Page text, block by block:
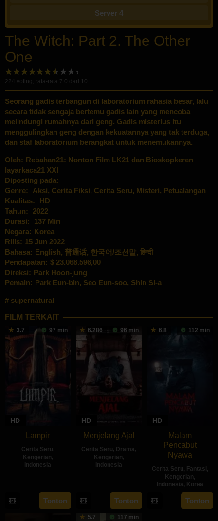
Server 4
The Witch: Part 2. The Other
One
224 voting, rata-rata 7.0 dari 10
Seorang gadis terbangun di laboratorium rahasia besar, lalu
secara tidak sengaja bertemu gadis lain yang mencoba
melindungi rumahnya dari geng. Gadis misterius itu
menggulingkan geng dengan kekuatannya yang tak terduga,
dan staf laboratorium berangkat untuk menemukannya.
Oleh: Rebahan21: Nonton Film LK21 dan Bioskopkeren
layarkaca21 XXI
Diposting pada:
Genre:
Aksi, Cerita Fiksi, Cerita Seru, Misteri, Petualangan
Kualitas:
HD
Tahun:
2022
Durasi:
137 Min
Negara: Korea
Rilis: 15 Jun 2022
Bahasa: English, 普通话, 한국어/조선말, हिन्दी
Pendapatan: $ 23.068.596,00
Direksi: Park Hoon-jung
Pemain: Park Eun-bin, Seo Eun-soo, Shin Si-a
supernatural
FILM TERKAIT
3.7 97 min
HD
Lampir
Cerita Seru,
Kengerian,
Indonesia
Feb
2024
Gulardi
Tonton
6.286 96 min
HD
Menjelang Ajal
Cerita Seru, Drama,
Kengerian,
Indonesia
Apr
2024
Daeng
Ratu
Tonton
6.8 112 min
HD
Malam
Pencabut
Nyawa
Cerita Seru, Fantasi,
Kengerian,
Indonesia, Korea
22
May
Sidharta
Tata
Tonton
5.7 117 min